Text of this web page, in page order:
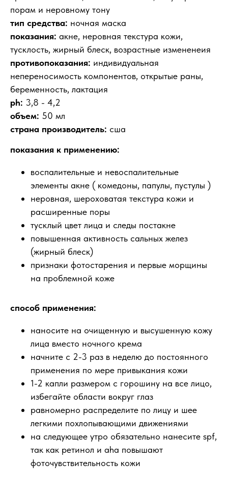
порам и неровному тону
тип средства: ночная маска
показания: акне, неровная текстура кожи,
тусклость, жирный блеск, возрастные измененеия
противопоказания: индивидуальная
непереносимость компонентов, открытые раны,
беременность, лактация
ph: 3,8 - 4,2
объем: 50 мл
страна производитель: сша
показания к применению:
воспалительные и невоспалительные
элементы акне ( комедоны, папулы, пустулы )
неровная, шероховатая текстура кожи и
расширенные поры
тусклый цвет лица и следы постакне
повышенная активность сальных желез
(жирный блеск)
признаки фотостарения и первые морщины
на проблемной коже
способ применения:
наносите на очищенную и высушенную кожу
лица вместо ночного крема
начните с 2-3 раз в неделю до постоянного
применения по мере привыкания кожи
1-2 капли размером с горошину на все лицо,
избегайте области вокруг глаз
равномерно распределите по лицу и шее
легкими похлопывающими движениями
на следующее утро обязательно нанесите spf,
так как ретинол и aha повышают
фоточувствительность кожи